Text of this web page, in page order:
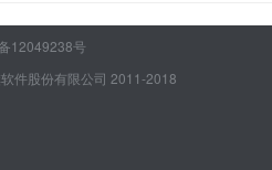
12049238号
件股份有限公司 2011-2018